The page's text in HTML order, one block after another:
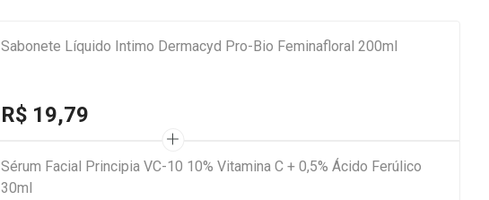
Sabonete Líquido Intimo Dermacyd Pro-Bio Feminafloral 200ml
R$ 19,79
Sérum Facial Principia VC-10 10% Vitamina C + 0,5% Ácido Ferúlico
30ml